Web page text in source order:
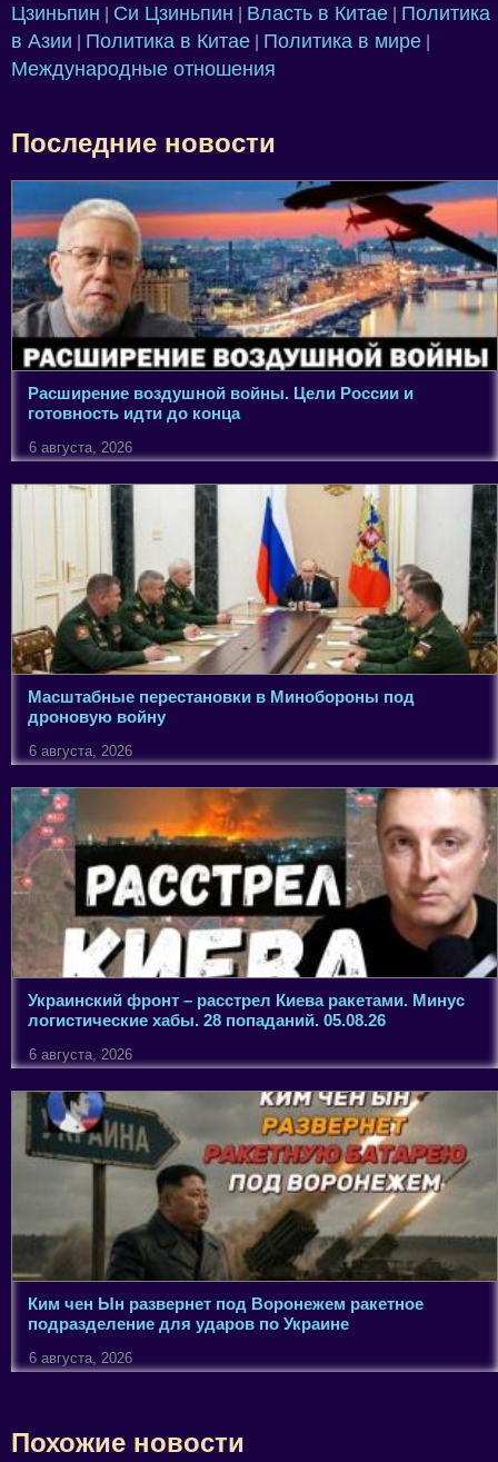
Цзиньпин
Си Цзиньпин Власть в Китае
Политика
в Азии
Политика в Китае Политика в мире
Международные отношения
Последние новости
Расширение воздушной войны. Цели России и
готовность идти до конца
6 августа, 2026
Масштабные перестановки в Минобороны под
дроновую войну
6 августа, 2026
Украинский фронт – расстрел Киева ракетами. Минус
логистические хабы. 28 попаданий. 05.08.26
6 августа, 2026
Ким чен Ын развернет под Воронежем ракетное
подразделение для ударов по Украине
6 августа, 2026
Похожие новости